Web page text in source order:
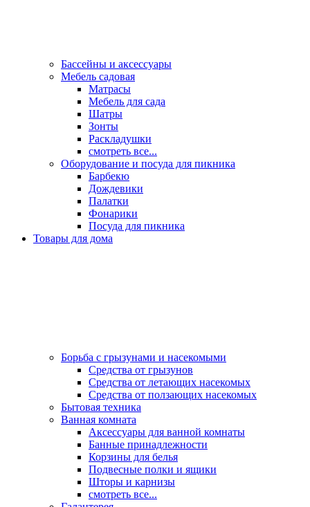
Бассейны и аксессуары
Мебель садовая
Матрасы
Мебель для сада
Шатры
Зонты
Раскладушки
смотреть все...
Оборудование и посуда для пикника
Барбекю
Дождевики
Палатки
Фонарики
Посуда для пикника
Товары для дома
Борьба с грызунами и насекомыми
Средства от грызунов
Средства от летающих насекомых
Средства от ползающих насекомых
Бытовая техника
Ванная комната
Аксессуары для ванной комнаты
Банные принадлежности
Корзины для белья
Подвесные полки и ящики
Шторы и карнизы
смотреть все...